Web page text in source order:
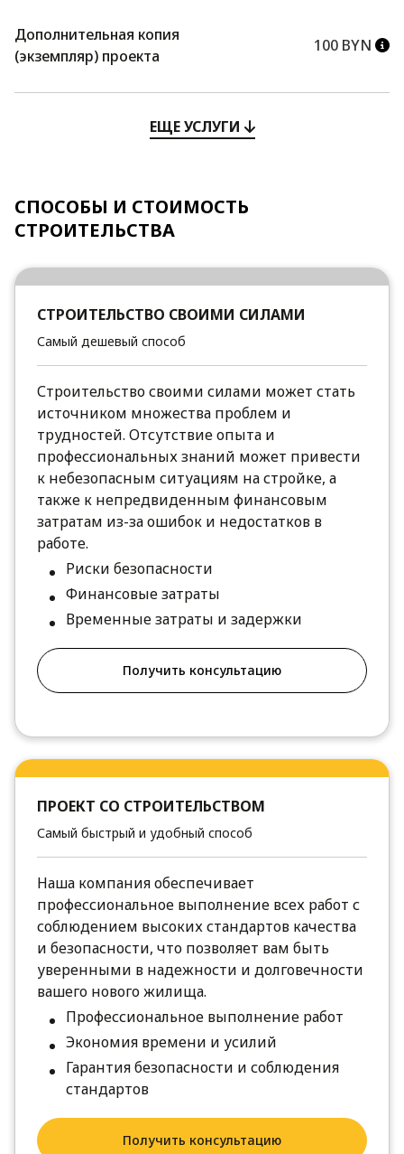
Дополнительная копия
(экземпляр) проекта
100 BYN
ЕЩЕ УСЛУГИ
СПОСОБЫ И СТОИМОСТЬ
СТРОИТЕЛЬСТВА
СТРОИТЕЛЬСТВО СВОИМИ СИЛАМИ
Самый дешевый способ
Строительство своими силами может стать
источником множества проблем и
трудностей. Отсутствие опыта и
профессиональных знаний может привести
к небезопасным ситуациям на стройке, а
также к непредвиденным финансовым
затратам из-за ошибок и недостатков в
работе.
Риски безопасности
Финансовые затраты
Временные затраты и задержки
Получить консультацию
ПРОЕКТ СО СТРОИТЕЛЬСТВОМ
Самый быстрый и удобный способ
Наша компания обеспечивает
профессиональное выполнение всех работ с
соблюдением высоких стандартов качества
и безопасности, что позволяет вам быть
уверенными в надежности и долговечности
вашего нового жилища.
Профессиональное выполнение работ
Экономия времени и усилий
Гарантия безопасности и соблюдения
стандартов
Получить консультацию